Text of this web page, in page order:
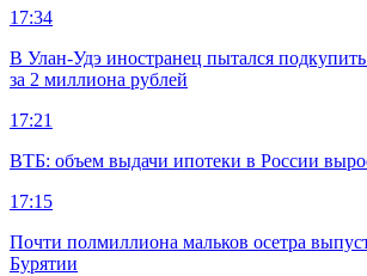
17:34
В Улан-Удэ иностранец пытался
за 2 миллиона рублей
17:21
ВТБ: объем выдачи ипотеки в России
17:15
Почти полмиллиона мальков осетра
Бурятии